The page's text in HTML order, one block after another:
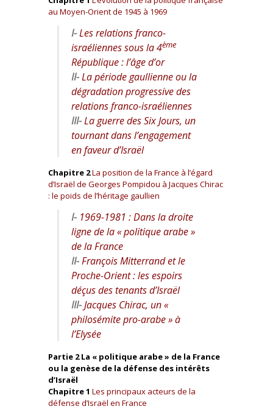
au Moyen-Orient de 1945 à 1969
I- Les relations franco-
israéliennes sous la 4ème
République : l’âge d’or
II- La période gaullienne ou la
dégradation progressive des
relations franco-israéliennes
III- La guerre des Six Jours, un
tournant dans l’engagement
en faveur d’Israël
Chapitre 2La position de la France à l’égard
d’Israël de Georges Pompidou à Jacques Chirac
: le poids de l’héritage gaullien
I- 1969-1981 : Dans la droite
ligne de la « politique arabe »
de la France
II- François Mitterrand et le
Proche-Orient : les espoirs
déçus des tenants d’Israël
III- Jacques Chirac, un «
philosémite pro-arabe » à
l’Elysée
Partie 2 La « politique arabe » de la France
ou la genèse de la défense des intérêts
d’Israël
Chapitre 1 Les principaux acteurs de la
défense d’Israël en France